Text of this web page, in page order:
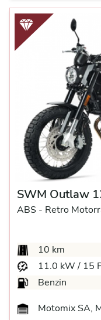
SWM Outlaw
ABS - Retro
10 km
11.0 kW / 15
Benzin
Motomix SA,